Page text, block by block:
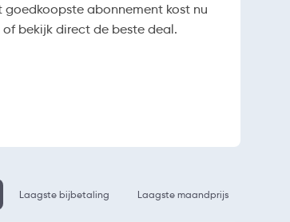
goedkoopste abonnement kost nu
of bekijk direct de beste deal.
Laagste maandprijs
Laagste bijbetaling